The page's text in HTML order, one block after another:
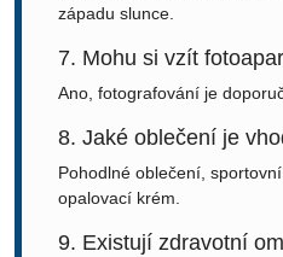
západu slunce.
7. Mohu si vzít
Ano, fotografování je
8. Jaké oblečení je
Pohodlné oblečení,
opalovací krém.
9. Existují zdravotní